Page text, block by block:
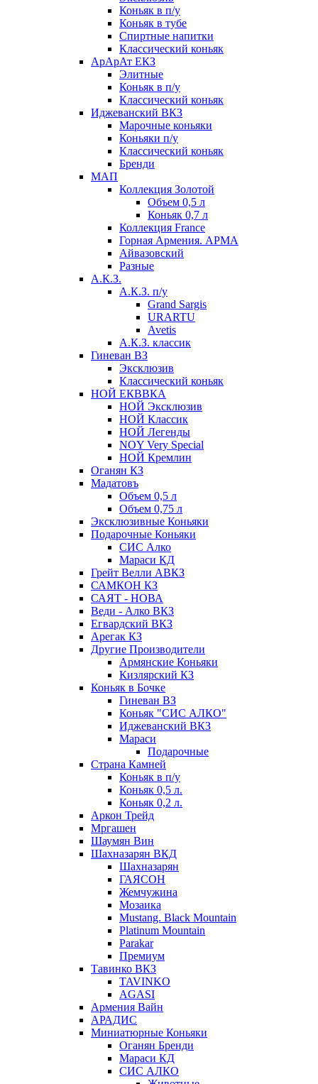
Коньяк в п/у
Коньяк в тубе
Спиртные напитки
Классический коньяк
АрАрАт ЕКЗ
Элитные
Коньяк в п/у
Классический коньяк
Иджеванский ВКЗ
Марочные коньяки
Коньяки п/у
Классический коньяк
Бренди
МАП
Коллекция Золотой
Объем 0,5 л
Коньяк 0,7 л
Коллекция France
Горная Армения. АРМА
Айвазовский
Разные
А.К.З.
А.К.З. п/у
Grand Sargis
URARTU
Avetis
А.К.З. классик
Гиневан ВЗ
Эксклюзив
Классический коньяк
НОЙ ЕКВВКА
НОЙ Эксклюзив
НОЙ Классик
НОЙ Легенды
NOY Very Speсial
НОЙ Кремлин
Оганян КЗ
Мадатовъ
Объем 0,5 л
Объем 0,75 л
Эксклюзивные Коньяки
Подарочные Коньяки
СИС Алко
Мараси КД
Грейт Велли АВКЗ
САМКОН КЗ
САЯТ - НОВА
Веди - Алко ВКЗ
Егвардский ВКЗ
Арегак КЗ
Другие Производители
Армянские Коньяки
Кизлярский КЗ
Коньяк в Бочке
Гиневан ВЗ
Коньяк "СИС АЛКО"
Иджеванский ВКЗ
Мараси
Подарочные
Страна Камней
Коньяк в п/у
Коньяк 0,5 л.
Коньяк 0,2 л.
Аркон Трейд
Мргашен
Шаумян Вин
Шахназарян ВКД
Шахназарян
ГАЯСОН
Жемчужина
Мозаика
Mustang. Black Mountain
Platinum Mountain
Parakar
Премиум
Тавинко ВКЗ
TAVINKO
AGASI
Армения Вайн
АРАДИС
Миниатюрные Коньяки
Оганян Бренди
Мараси КД
СИС АЛКО